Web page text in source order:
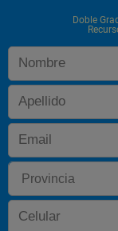
Métodos de
Introducción a la
Organización y
Técnicas de
Derecho
Derecho Penal I
Derecho
Derecho Civil V
La empresa Social
Doble